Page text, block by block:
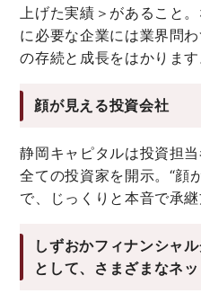
上げた実績＞があること
に必要な企業には業界問
の存続と成長をはかります
顔が見える投資会社
静岡キャピタルは投資担
全ての投資家を開示。“顔
で、じっくりと本音で承継
しずおかフィナンシャ
として、さまざまなネ